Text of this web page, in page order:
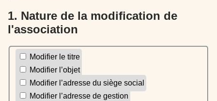
1. Nature de la modification de
l'association
Modifier le titre
Modifier l’objet
Modifier l’adresse du siège social
Modifier l’adresse de gestion